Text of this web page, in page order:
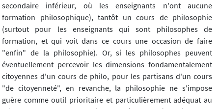
secondaire inférieur, où les enseignants n'ont aucune
formation philosophique), tantôt un cours de philosophie
(surtout pour les enseignants qui sont philosophes de
formation, et qui voit dans ce cours une occasion de faire
"enfin" de la philosophie). Or, si les philosophes peuvent
éventuellement percevoir les dimensions fondamentalement
citoyennes d'un cours de philo, pour les partisans d'un cours
"de citoyenneté", en revanche, la philosophie ne s'impose
guère comme outil prioritaire et particulièrement adéquat au